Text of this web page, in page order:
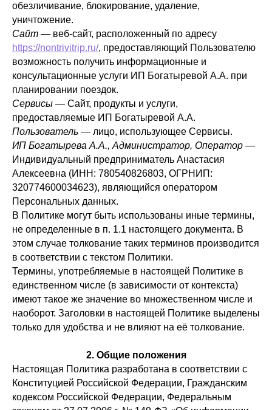
обезличивание, блокирование, удаление,
уничтожение.
Сайт — веб-сайт, расположенный по адресу
https://nontrivitrip.ru/, предоставляющий Пользователю
возможность получить информационные и
консультационные услуги ИП Богатыревой А.А. при
планировании поездок.
Сервисы — Сайт, продукты и услуги,
предоставляемые ИП Богатыревой А.А.
Пользователь — лицо, использующее Сервисы.
ИП Богатырева А.А., Администратор, Оператор —
Индивидуальный предприниматель Анастасия
Алексеевна (ИНН: 780540826803, ОГРНИП:
320774600034623), являющийся оператором
Персональных данных.
В Политике могут быть использованы иные термины,
не определенные в п. 1.1 настоящего документа. В
этом случае толкование таких терминов производится
в соответствии с текстом Политики.
Термины, употребляемые в настоящей Политике в
единственном числе (в зависимости от контекста)
имеют такое же значение во множественном числе и
наоборот. Заголовки в настоящей Политике выделены
только для удобства и не влияют на её толкование.
2. Общие положения
Настоящая Политика разработана в соответствии с
Конституцией Российской Федерации, Гражданским
кодексом Российской Федерации, Федеральным